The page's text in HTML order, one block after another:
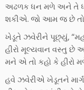
અઢળક ધન મળે અને તે
શકીએ. જો આમ જ છે તો
ખેડૂતે ઝવેરીને પૂછ્યું,
હીરો મૂલ્યવાન વસ્તુ
મને એ તો કહો કે હીરો
હવે ઝવેરીએ ખેડૂતને